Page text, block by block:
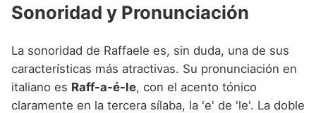
Sonoridad y Pronunciación
La sonoridad de Raffaele es, sin duda, una de sus
características más atractivas. Su pronunciación en
italiano es Raff-a-é-le, con el acento tónico
claramente en la tercera sílaba, la 'e' de 'le'. La doble